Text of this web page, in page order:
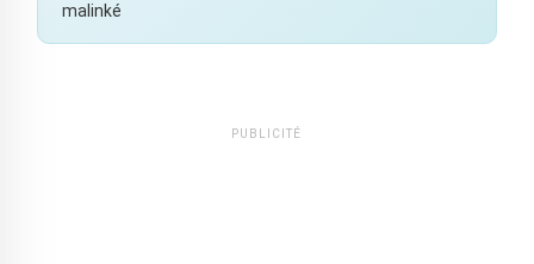
malinké
PUBLICITÉ